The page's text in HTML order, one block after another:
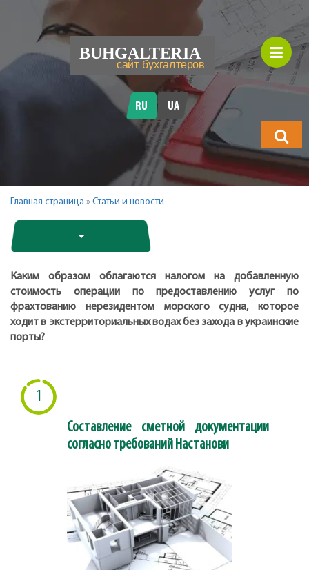
будете
искать?
RU UA
Главная страница » Статьи и новости
Каким образом облагаются налогом на добавленную
стоимость операции по предоставлению услуг по
фрахтованию нерезидентом морского судна, которое
ходит в экстерриториальных водах без захода в украинские
порты?
1
Составление сметной документации
согласно требований Настанови